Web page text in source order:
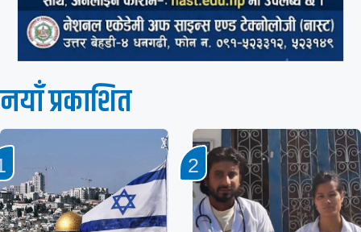
नयाँ प्रकाशित